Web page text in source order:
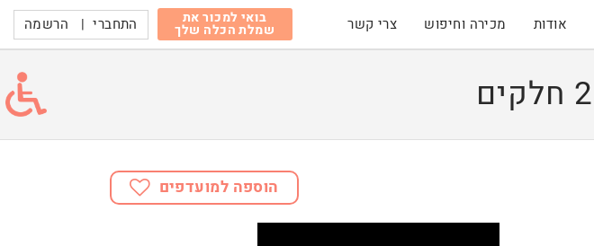
אודות מכירה וחיפוש צרי קשר בואי למכור את
שמלת הכלה שלך התחברי | הרשמה
הוספה למועדפים